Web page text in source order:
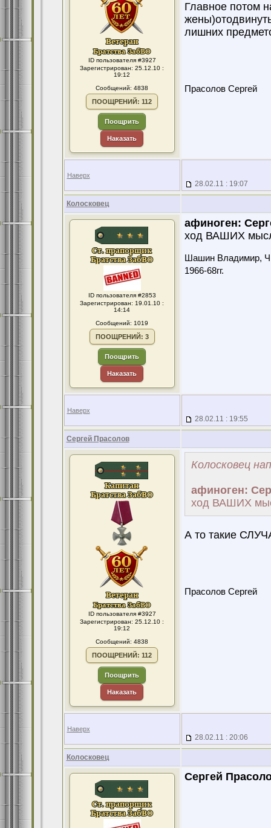
ID пользователя #3927
Зарегистрирован: 25.12.10 :
19:12
Сообщений: 4838
ПООЩРЕНИЙ: 112
Поощрить
Наказать
Главное потом
лишних
Прасолов Сергей
Наверх
28.02.11 : 19:07
Колосковец
ID пользователя #2853
Зарегистрирован: 19.01.10 :
14:14
Сообщений: 1019
ПООЩРЕНИЙ: 3
Поощрить
Наказать
афиноген:
ход ВАШИХ
Шашин Владимир,
1966-68гг.
Наверх
28.02.11 : 19:55
Сергей Прасолов
ID пользователя #3927
Зарегистрирован: 25.12.10 :
19:12
Сообщений: 4838
ПООЩРЕНИЙ: 112
Поощрить
Наказать
Колосковец
афиноген:
ход ВАШИХ
А то такие
Прасолов Сергей
Наверх
28.02.11 : 20:06
Колосковец
Сергей